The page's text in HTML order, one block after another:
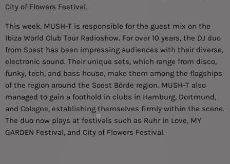
City of Flowers Festival.
This week, MUSH-T is responsible for the guest mix on the
Ibiza World Club Tour Radioshow. For over 10 years, the DJ duo
from Soest has been impressing audiences with their diverse,
electronic sound. Their unique sets, which range from disco,
funky, tech, and bass house, make them among the flagships
of the region around the Soest Börde region. MUSH-T also
managed to gain a foothold in clubs in Hamburg, Dortmund,
and Cologne, establishing themselves firmly within the scene.
The duo now plays at festivals such as Ruhr in Love, MY
GARDEN Festival, and City of Flowers Festival.